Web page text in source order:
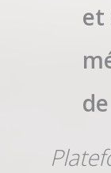
et